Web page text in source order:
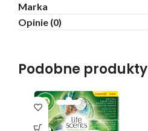
Marka
Opinie (0)
Podobne produkty